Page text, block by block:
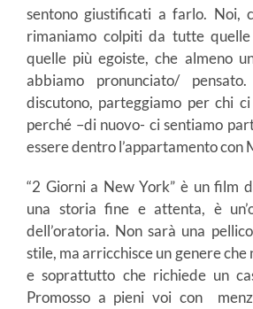
sentono giustificati a farlo. Noi,
rimaniamo colpiti da tutte
quelle più egoiste, che almeno
abbiamo pronunciato/
discutono, parteggiamo per chi
perché –di nuovo- ci sentiamo
essere dentro l’appartamento con
“2 Giorni a New York” è un film
una storia fine e attenta, è
dell’oratoria. Non sarà una
stile, ma arricchisce un genere
e soprattutto che richiede un
Promosso a pieni voi con